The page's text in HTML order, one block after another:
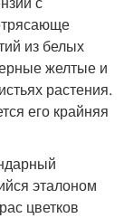
из белых
желтые и
растения.
его крайняя
эталоном
цветков